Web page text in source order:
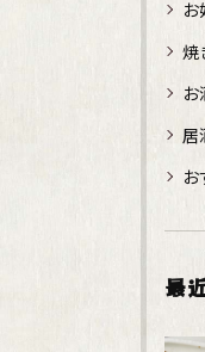
お
焼
お
居
お
最